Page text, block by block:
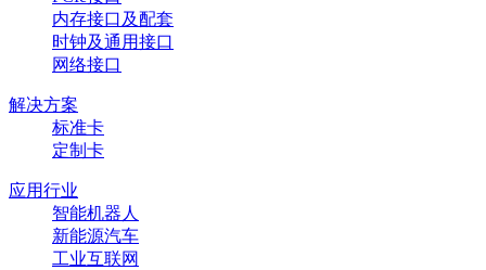
内存接口及配套
时钟及通用接口
网络接口
解决方案
标准卡
定制卡
应用行业
智能机器人
新能源汽车
工业互联网